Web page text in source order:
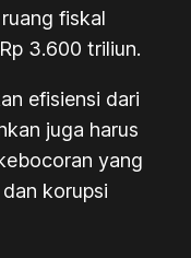
fiskal
3.600 triliun.
efisiensi dari
juga harus
yang
korupsi